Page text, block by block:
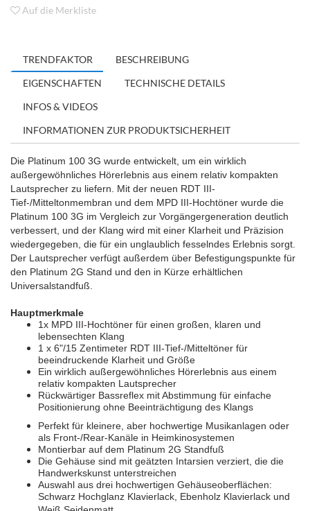
Auf die Merkliste
TRENDFAKTOR
BESCHREIBUNG
EIGENSCHAFTEN
TECHNISCHE DETAILS
INFOS & VIDEOS
INFORMATIONEN ZUR PRODUKTSICHERHEIT
Die Platinum 100 3G wurde entwickelt, um ein wirklich
außergewöhnliches Hörerlebnis aus einem relativ kompakten
Lautsprecher zu liefern. Mit der neuen RDT III-
Tief-/Mitteltonmembran und dem MPD III-Hochtöner wurde die
Platinum 100 3G im Vergleich zur Vorgängergeneration deutlich
verbessert, und der Klang wird mit einer Klarheit und Präzision
wiedergegeben, die für ein unglaublich fesselndes Erlebnis sorgt.
Der Lautsprecher verfügt außerdem über Befestigungspunkte für
den Platinum 2G Stand und den in Kürze erhältlichen
Universalstandfuß.
Hauptmerkmale
1x MPD III-Hochtöner für einen großen, klaren und
lebensechten Klang
1 x 6"/15 Zentimeter RDT III-Tief-/Mitteltöner für
beeindruckende Klarheit und Größe
Ein wirklich außergewöhnliches Hörerlebnis aus einem
relativ kompakten Lautsprecher
Rückwärtiger Bassreflex mit Abstimmung für einfache
Positionierung ohne Beeinträchtigung des Klangs
Perfekt für kleinere, aber hochwertige Musikanlagen oder
als Front-/Rear-Kanäle in Heimkinosystemen
Montierbar auf dem Platinum 2G Standfuß
Die Gehäuse sind mit geätzten Intarsien verziert, die die
Handwerkskunst unterstreichen
Auswahl aus drei hochwertigen Gehäuseoberflächen:
Schwarz Hochglanz Klavierlack, Ebenholz Klavierlack und